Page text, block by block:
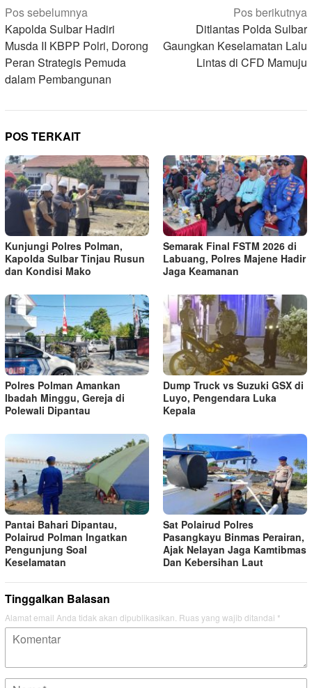
Navigasi
pos
Pos sebelumnya
Kapolda Sulbar Hadiri
Musda II KBPP Polri, Dorong
Peran Strategis Pemuda
dalam Pembangunan
Pos berikutnya
Ditlantas Polda Sulbar
Gaungkan Keselamatan Lalu
Lintas di CFD Mamuju
POS TERKAIT
Kunjungi Polres Polman,
Kapolda Sulbar Tinjau Rusun
dan Kondisi Mako
Semarak Final FSTM 2026 di
Labuang, Polres Majene Hadir
Jaga Keamanan
Polres Polman Amankan
Ibadah Minggu, Gereja di
Polewali Dipantau
Dump Truck vs Suzuki GSX di
Luyo, Pengendara Luka
Kepala
Pantai Bahari Dipantau,
Polairud Polman Ingatkan
Pengunjung Soal
Keselamatan
Sat Polairud Polres
Pasangkayu Binmas Perairan,
Ajak Nelayan Jaga Kamtibmas
Dan Kebersihan Laut
Tinggalkan Balasan
Alamat email Anda tidak akan dipublikasikan. Ruas yang wajib ditandai *